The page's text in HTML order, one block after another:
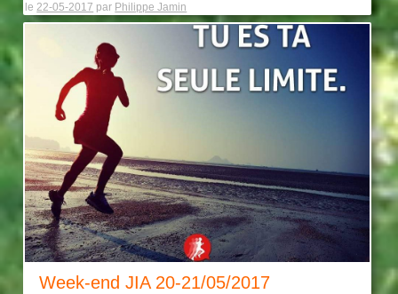
le22-05-2017 par Philippe Jamin
Week-end JIA 20-21/05/2017